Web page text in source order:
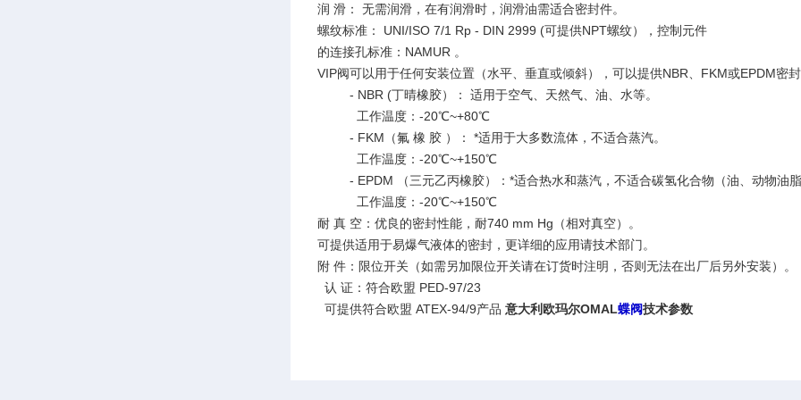
润 滑： 无需润滑，在有润滑时，润滑油需适合密封件。
螺纹标准： UNI/ISO 7/1 Rp - DIN 2999 (可提供NPT螺纹），控制元件
的连接孔标准：NAMUR 。
VIP阀可以用于任何安装位置（水平、垂直或倾斜），可以提供NBR、FKM或EPDM密封
- NBR (丁晴橡胶）： 适用于空气、天然气、油、水等。
工作温度：-20℃~+80℃
- FKM（氟 橡 胶 ）： *适用于大多数流体，不适合蒸汽。
工作温度：-20℃~+150℃
- EPDM （三元乙丙橡胶）：*适合热水和蒸汽，不适合碳氢化合物（油、动物油脂
工作温度：-20℃~+150℃
耐 真 空：优良的密封性能，耐740 mm Hg（相对真空）。
可提供适用于易爆气液体的密封，更详细的应用请技术部门。
附 件：限位开关（如需另加限位开关请在订货时注明，否则无法在出厂后另外安装）。
认 证：符合欧盟 PED-97/23
可提供符合欧盟 ATEX-94/9产品意大利欧玛尔OMAL蝶阀技术参数